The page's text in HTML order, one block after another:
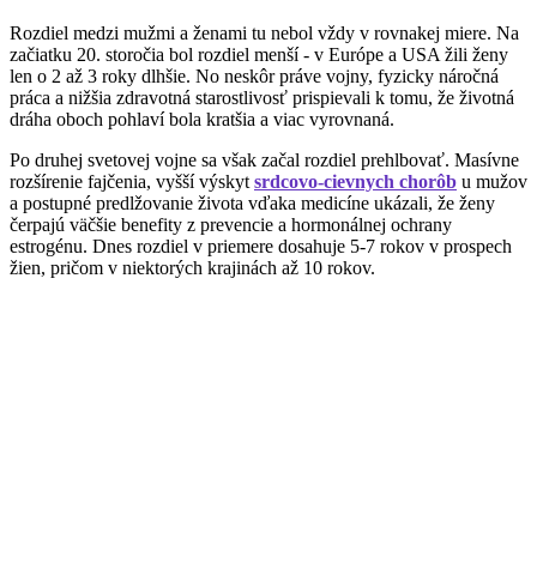
Rozdiel medzi mužmi a ženami tu nebol vždy v rovnakej miere. Na
začiatku 20. storočia bol rozdiel menší - v Európe a USA žili ženy
len o 2 až 3 roky dlhšie. No neskôr práve vojny, fyzicky náročná
práca a nižšia zdravotná starostlivosť prispievali k tomu, že životná
dráha oboch pohlaví bola kratšia a viac vyrovnaná.
Po druhej svetovej vojne sa však začal rozdiel prehlbovať. Masívne
rozšírenie fajčenia, vyšší výskyt srdcovo-cievnych chorôb u mužov
a postupné predlžovanie života vďaka medicíne ukázali, že ženy
čerpajú väčšie benefity z prevencie a hormonálnej ochrany
estrogénu. Dnes rozdiel v priemere dosahuje 5-7 rokov v prospech
žien, pričom v niektorých krajinách až 10 rokov.